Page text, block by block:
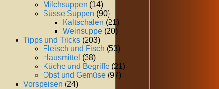
Milchsuppen (14)
Süsse Suppen (90)
Kaltschalen (21)
Weinsuppe (20)
Tipps und Tricks (203)
Fleisch und Fisch (53)
Hausmittel (38)
Küche und Begriffe (21)
Obst und Gemüse (97)
Vorspeisen (24)